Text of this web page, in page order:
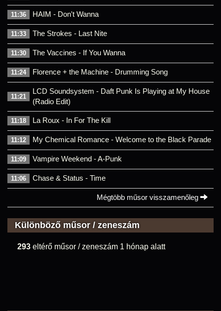
11:36 HAIM - Don't Wanna
11:33 The Strokes - Last Nite
11:30 The Vaccines - If You Wanna
11:24 Florence + the Machine - Drumming Song
11:21
LCD Soundsystem - Daft Punk Is Playing at My House
(Radio Edit)
11:18 La Roux - In For The Kill
11:12 My Chemical Romance - Welcome to the Black Parade
11:09 Vampire Weekend - A-Punk
11:06 Chase & Status - Time
Mégtöbb műsor visszamenőleg
Különböző műsor / zeneszám
293 eltérő műsor / zeneszám 1 hónap alatt